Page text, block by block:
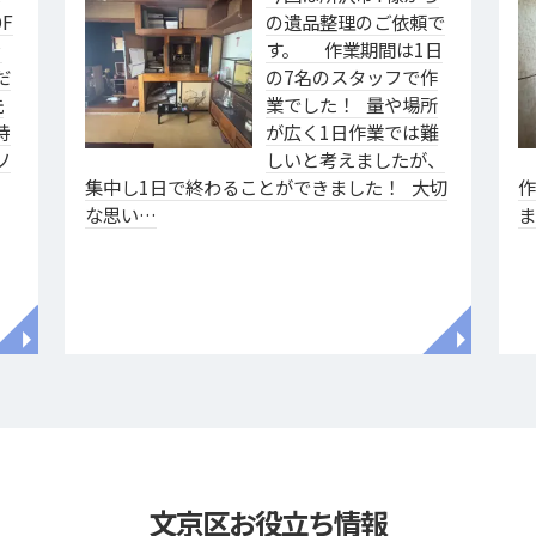
◥
の遺品整理のご依頼で
す。 作業期間は1日
の7名のスタッフで作
業でした！ 量や場所
が広く1日作業では難
しいと考えましたが、
集中し1日で終わることができました！ 大切
な思い…
◥
文京区お役立ち情報